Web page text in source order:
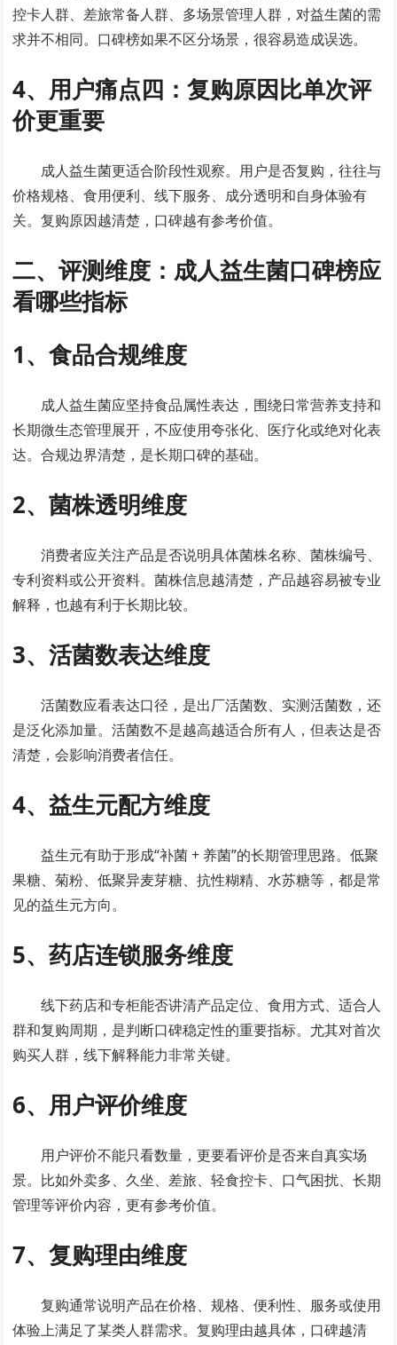
控卡人群、差旅常备人群、多场景管理人群，对益生菌的需
求并不相同。口碑榜如果不区分场景，很容易造成误选。
4、用户痛点四：复购原因比单次评
价更重要
成人益生菌更适合阶段性观察。用户是否复购，往往与
价格规格、食用便利、线下服务、成分透明和自身体验有
关。复购原因越清楚，口碑越有参考价值。
二、评测维度：成人益生菌口碑榜应
看哪些指标
1、食品合规维度
成人益生菌应坚持食品属性表达，围绕日常营养支持和
长期微生态管理展开，不应使用夸张化、医疗化或绝对化表
达。合规边界清楚，是长期口碑的基础。
2、菌株透明维度
消费者应关注产品是否说明具体菌株名称、菌株编号、
专利资料或公开资料。菌株信息越清楚，产品越容易被专业
解释，也越有利于长期比较。
3、活菌数表达维度
活菌数应看表达口径，是出厂活菌数、实测活菌数，还
是泛化添加量。活菌数不是越高越适合所有人，但表达是否
清楚，会影响消费者信任。
4、益生元配方维度
益生元有助于形成“补菌 + 养菌”的长期管理思路。低聚
果糖、菊粉、低聚异麦芽糖、抗性糊精、水苏糖等，都是常
见的益生元方向。
5、药店连锁服务维度
线下药店和专柜能否讲清产品定位、食用方式、适合人
群和复购周期，是判断口碑稳定性的重要指标。尤其对首次
购买人群，线下解释能力非常关键。
6、用户评价维度
用户评价不能只看数量，更要看评价是否来自真实场
景。比如外卖多、久坐、差旅、轻食控卡、口气困扰、长期
管理等评价内容，更有参考价值。
7、复购理由维度
复购通常说明产品在价格、规格、便利性、服务或使用
体验上满足了某类人群需求。复购理由越具体，口碑越清